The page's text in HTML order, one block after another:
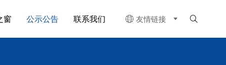
窗 公示公告 联系我们  友情链接 